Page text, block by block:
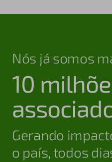
Nós já somos
10
Gerando
o país, todos